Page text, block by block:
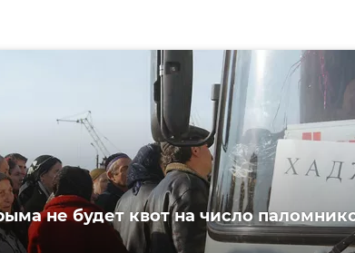
не будет квот на число